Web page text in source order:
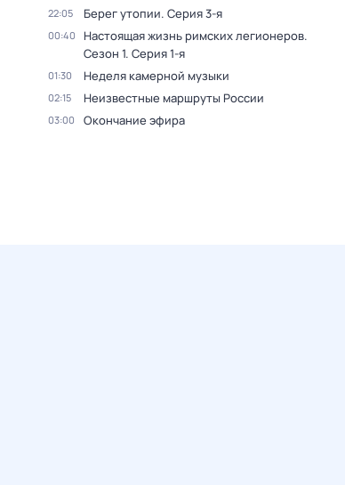
22:05 Берег утопии. Серия 3-я
00:40 Настоящая жизнь римских легионеров.
Сезон 1. Серия 1-я
01:30 Неделя камерной музыки
02:15 Неизвестные маршруты России
03:00 Окончание эфира